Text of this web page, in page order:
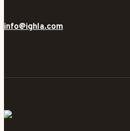
info@ighla.com